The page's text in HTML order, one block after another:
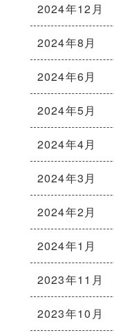
2024年12月
2024年8月
2024年6月
2024年5月
2024年4月
2024年3月
2024年2月
2024年1月
2023年11月
2023年10月